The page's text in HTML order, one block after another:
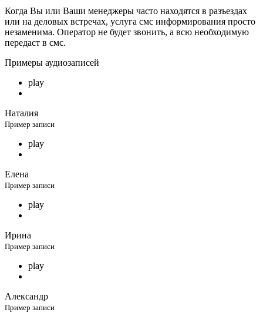
Когда Вы или Ваши менеджеры часто находятся в разъездах
или на деловых встречах, услуга смс информирования просто
незаменима. Оператор не будет звонить, а всю необходимую
передаст в смс.
Примеры аудиозаписей
play
Наталия
Пример записи
play
Елена
Пример записи
play
Ирина
Пример записи
play
Александр
Пример записи